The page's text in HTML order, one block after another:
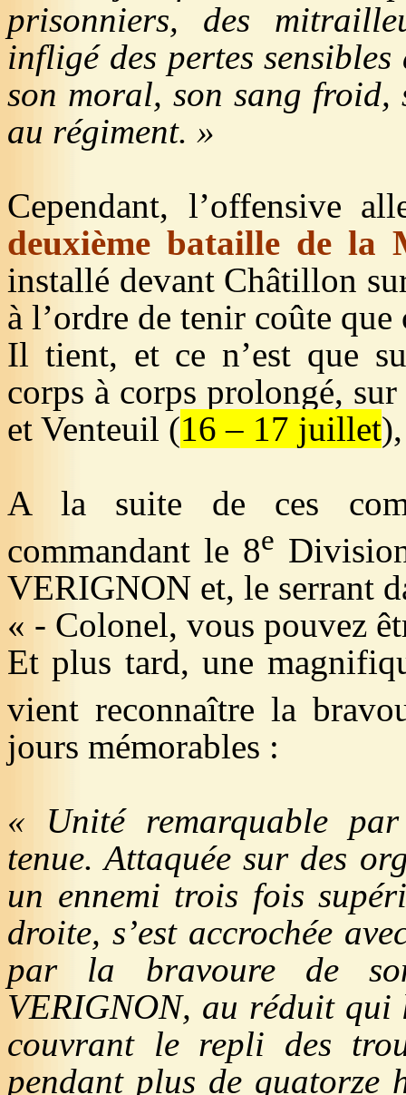
prisonniers, des
infligé des pertes
son moral, son sang froid,
au régiment. »
Cependant, l’offensive
deuxième bataille de la
installé devant Châtillon
à l’ordre de tenir coûte que
Il tient, et ce n’est que
corps à corps prolongé,
et Venteuil (16 – 17 juillet
A la suite de ces
commandant le 8e
VERIGNON et, le serrant
« - Colonel, vous pouvez
Et plus tard, une
vient reconnaître la
jours mémorables :
« Unité remarquable
tenue. Attaquée sur des
un ennemi trois fois
droite, s’est accrochée
par la bravoure de
VERIGNON, au réduit
couvrant le repli des
pendant plus de quatorze